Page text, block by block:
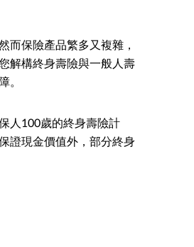
而保險產品繁多又複雜，
解構終身壽險與一般人壽
。
人100歲的終身壽險計
證現金價值外，部分終身